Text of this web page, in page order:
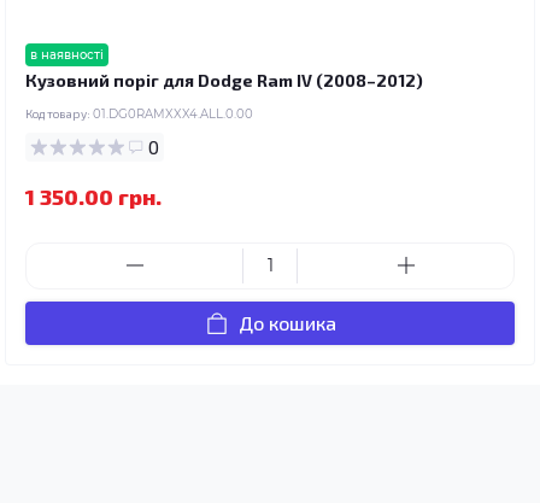
в наявності
Кузовний поріг для Dodge Ram IV (2008–2012)
Код товару: 01.DG0RAMXXX4.ALL.0.00
0
1 350.00 грн.
До кошика